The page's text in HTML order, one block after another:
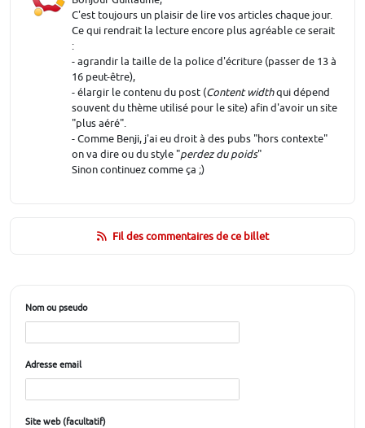
C'est toujours un plaisir de lire vos articles chaque jour.
Ce qui rendrait la lecture encore plus agréable ce serait
:
- agrandir la taille de la police d'écriture (passer de 13 à
16 peut-être),
- élargir le contenu du post (Content widthqui dépend
souvent du thème utilisé pour le site) afin d'avoir un site
"plus aéré".
- Comme Benji, j'ai eu droit à des pubs "hors contexte"
on va dire ou du style "perdez du poids"
Sinon continuez comme ça ;)
Fil des commentaires de ce billet
Nom ou pseudo
Adresse email
Site web (facultatif)